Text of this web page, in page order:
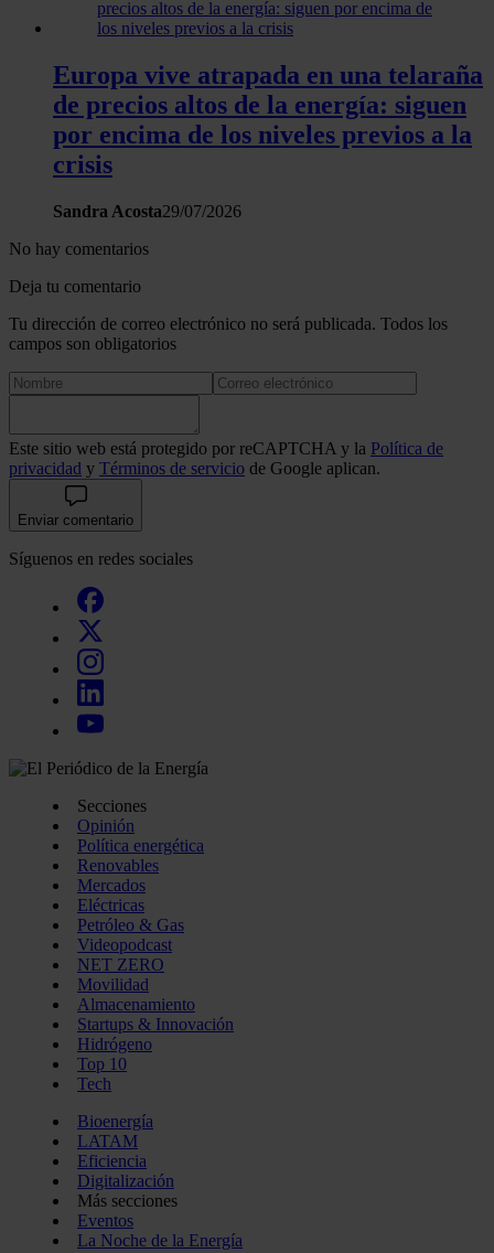
Europa vive atrapada en una telaraña
de precios altos de la energía: siguen
por encima de los niveles previos a la
crisis
Sandra Acosta29/07/2026
No hay comentarios
Deja tu comentario
Tu dirección de correo electrónico no será publicada. Todos los
campos son obligatorios
Este sitio web está protegido por reCAPTCHA y la Política de
privacidad y Términos de servicio de Google aplican.
Enviar comentario
Síguenos en redes sociales
Secciones
Opinión
Política energética
Renovables
Mercados
Eléctricas
Petróleo & Gas
Videopodcast
NET ZERO
Movilidad
Almacenamiento
Startups & Innovación
Hidrógeno
Top 10
Tech
Bioenergía
LATAM
Eficiencia
Digitalización
Más secciones
Eventos
La Noche de la Energía